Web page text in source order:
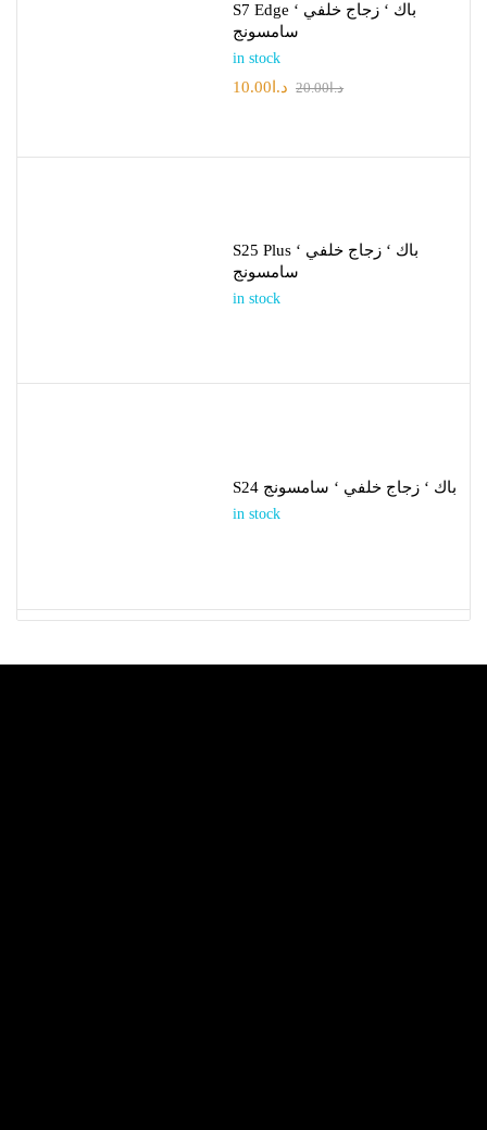
S7 Edge باك ‘ زجاج خلفي ‘
سامسونج
in stock
د.ا20.00 د.ا 10.00
S25 Plus باك ‘ زجاج خلفي ‘
سامسونج
in stock
S24 باك ‘ زجاج خلفي ‘ سامسونج
in stock